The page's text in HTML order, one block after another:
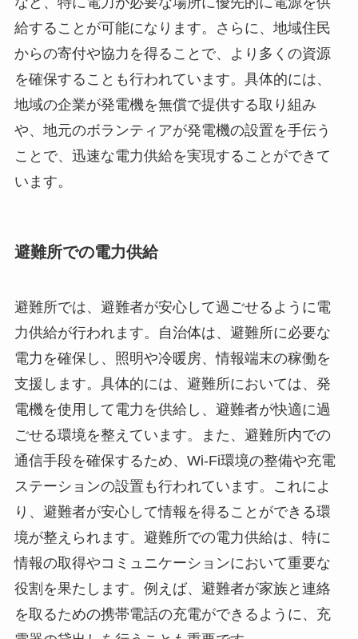
給することが可能になります。さらに、地域住民
からの寄付や協力を得ることで、より多くの資源
を確保することも行われています。具体的には、
地域の企業が発電機を無償で提供する取り組み
や、地元のボランティアが発電機の設置を手伝う
ことで、迅速な電力供給を実現することができて
います。
避難所での電力供給
避難所では、避難者が安心して過ごせるように電
力供給が行われます。自治体は、避難所に必要な
電力を確保し、照明や冷暖房、情報端末の稼働を
支援します。具体的には、避難所においては、発
電機を使用して電力を供給し、避難者が快適に過
ごせる環境を整えています。また、避難所内での
通信手段を確保するため、Wi-Fi環境の整備や充電
ステーションの設置も行われています。これによ
り、避難者が安心して情報を得ることができる環
境が整えられます。避難所での電力供給は、特に
情報の取得やコミュニケーションにおいて重要な
役割を果たします。例えば、避難者が家族と連絡
を取るための携帯電話の充電ができるように、充